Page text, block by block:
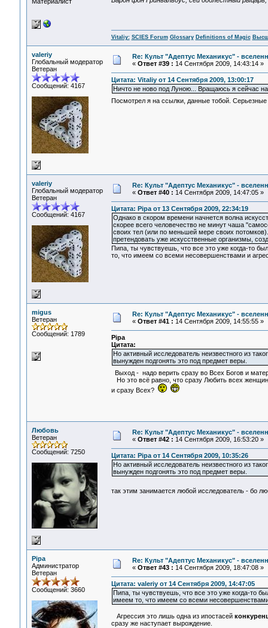
Vitaliy: SCIES Forum Glossary Definitions of Magic
valeriy
Глобальный модератор
Ветеран
Сообщений: 4167
Re: Культ "Адептус Механикус" -
« Ответ #39 : 14 Сентября 2009, 14:43:14 »
Цитата: Vitaliy от 14 Сентября 2009, 13:00:17
Ничто не ново под Луною... Вращаюсь я сейчас
Посмотрел я на ссылки, данные тобой.
valeriy
Глобальный модератор
Ветеран
Сообщений: 4167
Re: Культ "Адептус Механикус" -
« Ответ #40 : 14 Сентября 2009, 14:47:05 »
Цитата: Pipa от 13 Сентября 2009, 22:34:19
Однако в скором времени начнется волна
скорее всего человечество не минут чаша
своих тел (или по меньшей мере своих
претендовать уже искусственные организмы,
Пипа, ты чувствуешь, что все это уже когда-то
то, что имеем со всеми несовершенствами и
migus
Ветеран
Сообщений: 1789
Re: Культ "Адептус Механикус" -
« Ответ #41 : 14 Сентября 2009, 14:55:55 »
Pipa
Цитата:
Но активный исследователь неизвестного из
вынужден подгонять это под предмет веры.
Выход - надо верить сразу во Всех Богов и
Но это всё равно, что сразу Любить всех
и сразу Всех?
Любовь
Ветеран
Сообщений: 7250
Re: Культ "Адептус Механикус" -
« Ответ #42 : 14 Сентября 2009, 16:53:20 »
Цитата: Pipa от 14 Сентября 2009, 10:35:26
Но активный исследователь неизвестного из
вынужден подгонять это под предмет веры.
так этим занимается любой исследователь - бо
Pipa
Администратор
Ветеран
Сообщений: 3660
Re: Культ "Адептус Механикус" -
« Ответ #43 : 14 Сентября 2009, 18:47:08 »
Цитата: valeriy от 14 Сентября 2009, 14:47:05
Пипа, ты чувствуешь, что все это уже когда-то
имеем то, что имеем со всеми
Агрессия это лишь одна из ипостасей
сразу же наступает вырождение.